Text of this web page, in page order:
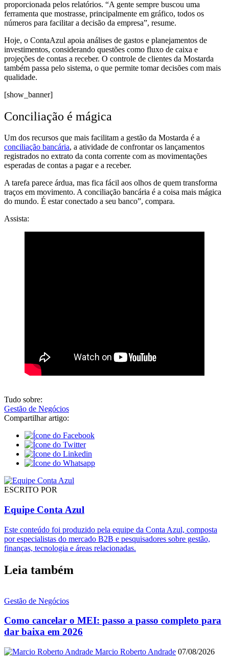
proporcionada pelos relatórios. “A gente sempre buscou uma
ferramenta que mostrasse, principalmente em gráfico, todos os
números para facilitar a decisão da empresa”, resume.
Hoje, o ContaAzul apoia análises de gastos e planejamentos de
investimentos, considerando questões como fluxo de caixa e
projeções de contas a receber. O controle de clientes da Mostarda
também passa pelo sistema, o que permite tomar decisões com mais
qualidade.
[show_banner]
Conciliação é mágica
Um dos recursos que mais facilitam a gestão da Mostarda é a
conciliação bancária, a atividade de confrontar os lançamentos
registrados no extrato da conta corrente com as movimentações
esperadas de contas a pagar e a receber.
A tarefa parece árdua, mas fica fácil aos olhos de quem transforma
traços em movimento. A conciliação bancária é a coisa mais mágica
do mundo. É estar conectado a seu banco”, compara.
Assista:
Tudo sobre:
Gestão de Negócios
Compartilhar artigo:
ESCRITO POR
Equipe Conta Azul
Este conteúdo foi produzido pela equipe da Conta Azul, composta
por especialistas do mercado B2B e pesquisadores sobre gestão,
finanças, tecnologia e áreas relacionadas.
Leia também
Gestão de Negócios
Como cancelar o MEI: passo a passo completo para
dar baixa em 2026
Marcio Roberto Andrade 07/08/2026